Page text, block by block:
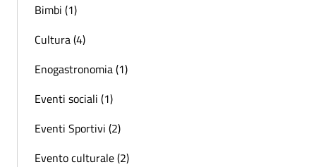
Bimbi (1)
Cultura (4)
Enogastronomia (1)
Eventi sociali (1)
Eventi Sportivi (2)
Evento culturale (2)